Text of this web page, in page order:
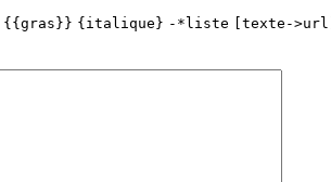
{{gras}} {italique} -*liste [texte->url]